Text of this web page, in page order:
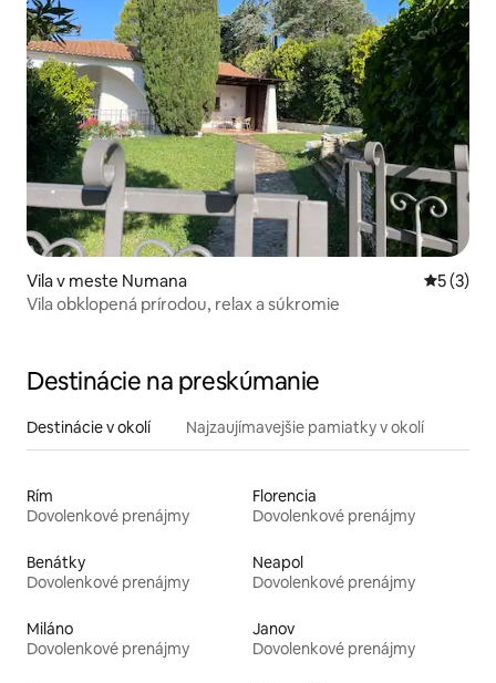
Vila v meste Numana
5 (3)
Vila obklopená prírodou, relax a súkromie
Destinácie na preskúmanie
Destinácie v okolí Najzaujímavejšie pamiatky v okolí
Rím
Dovolenkové prenájmy
Florencia
Dovolenkové prenájmy
Benátky
Dovolenkové prenájmy
Neapol
Dovolenkové prenájmy
Miláno
Dovolenkové prenájmy
Janov
Dovolenkové prenájmy